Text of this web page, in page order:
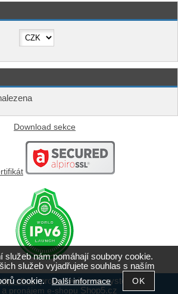
Download sekce
,provozováno na systému
a pronájem e-shopu Shop5.cz
služeb nám pomáhají soubory cookie.
služeb vyjadřujete souhlas s naším
cookie.Další informace